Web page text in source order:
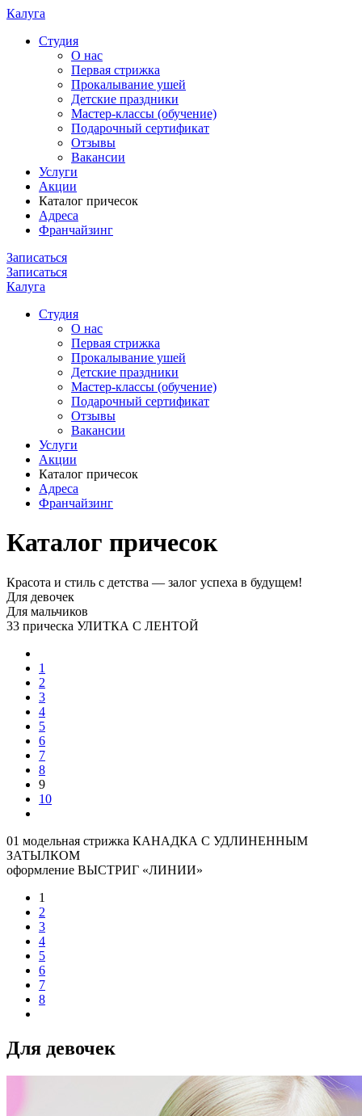
Калуга
Cтудия
О нас
Первая стрижка
Прокалывание ушей
Детские праздники
Мастер-классы (обучение)
Подарочный сертификат
Отзывы
Вакансии
Услуги
Акции
Каталог причесок
Адреса
Франчайзинг
Записаться
Записаться
Калуга
Cтудия
О нас
Первая стрижка
Прокалывание ушей
Детские праздники
Мастер-классы (обучение)
Подарочный сертификат
Отзывы
Вакансии
Услуги
Акции
Каталог причесок
Адреса
Франчайзинг
Каталог причесок
Красота и стиль с детства — залог успеха в будущем!
Для девочек
Для мальчиков
33 прическа УЛИТКА С ЛЕНТОЙ
1
2
3
4
5
6
7
8
9
10
01 модельная стрижка КАНАДКА С УДЛИНЕННЫМ
ЗАТЫЛКОМ
оформление ВЫСТРИГ «ЛИНИИ»
1
2
3
4
5
6
7
8
Для девочек